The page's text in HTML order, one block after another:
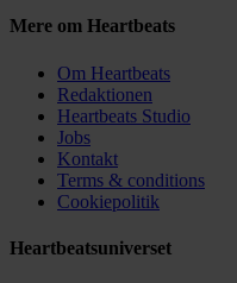
Mere om Heartbeats
Om Heartbeats
Redaktionen
Heartbeats Studio
Jobs
Kontakt
Terms & conditions
Cookiepolitik
Heartbeatsuniverset